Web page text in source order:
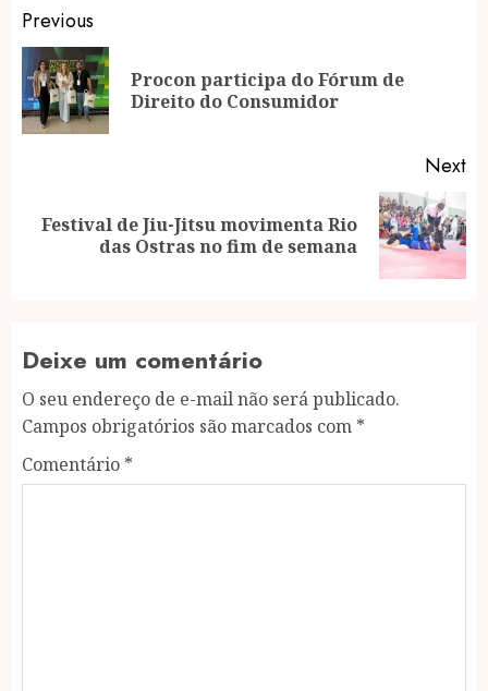
Post
navigation
Previous
Procon participa do Fórum de
Direito do Consumidor
Next
Next
Festival de Jiu-Jitsu movimenta Rio
das Ostras no fim de semana
Deixe um comentário
O seu endereço de e-mail não será publicado.
Campos obrigatórios são marcados com *
Comentário *